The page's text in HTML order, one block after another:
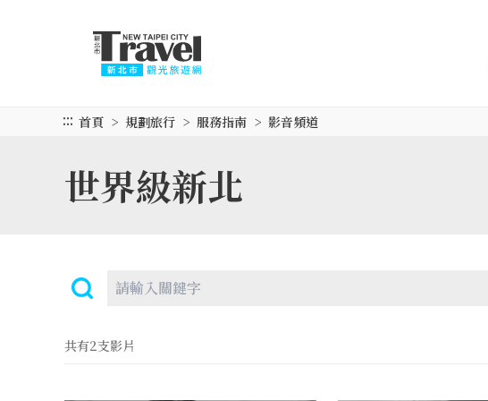
::: 首頁 規劃旅行 服務指南 影音頻道
世界級新北
共有2支影片